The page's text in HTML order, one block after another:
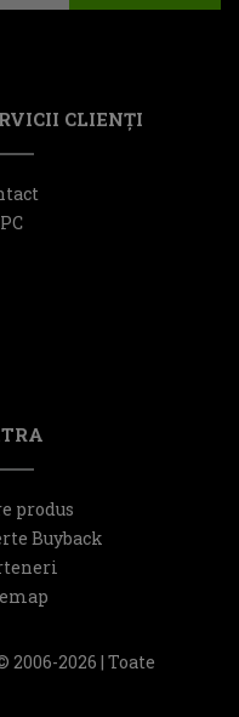
CLIENŢI
produs
Buyback
2026 | Toate